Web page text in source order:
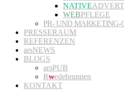
NATIVE
WEBPFLEGE
PR- UND MARKETING-
PRESSERAUM
REFERENZEN
arsNEWS
BLOGS
arsPUB
Rwedebrunnen
KONTAKT